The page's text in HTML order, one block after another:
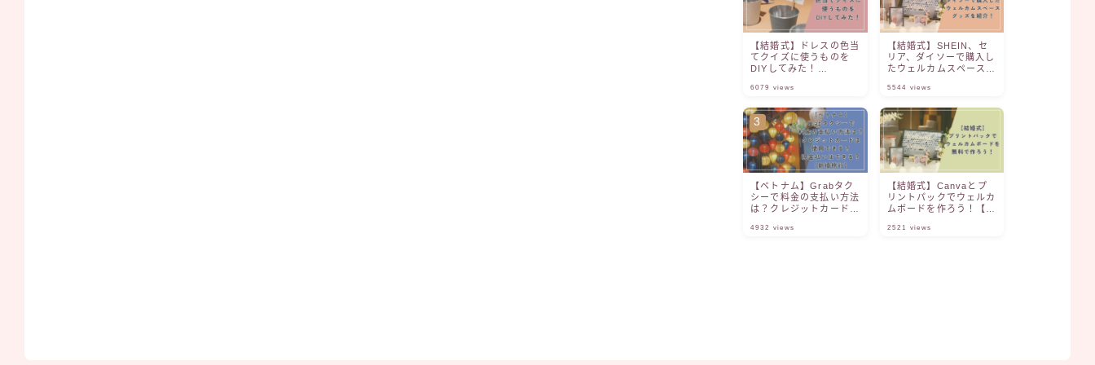
【結婚式】ドレスの色当
てクイズに使うものを
DIYしてみた！
ベ】
6079 views
【結婚式】SHEIN、セ
リア、ダイソーで購入し
たウェルカムスペースグ
5544 views
【ベトナム】Grabタク
シーで料金の支払い方法
は？クレジットカードは
できる？【新婚旅行】
4932 views
【結婚式】Canvaとプ
リントパックでウェルカ
ムボードを作ろう！【無
2521 views